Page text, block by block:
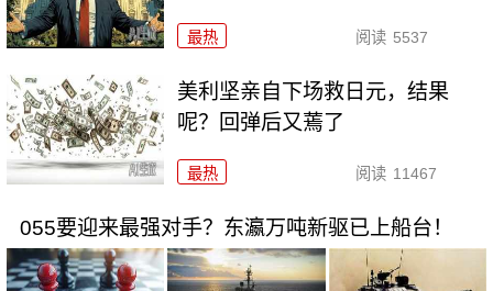
最热 阅读 5537
美利坚亲自下场救日元，结果
呢？回弹后又蔫了
最热 阅读 11467
055要迎来最强对手？东瀛万吨新驱已上船台！